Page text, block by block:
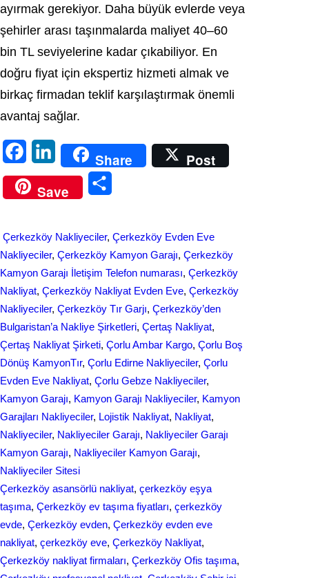
ayırmak gerekiyor. Daha büyük evlerde veya
şehirler arası taşınmalarda maliyet 40–60
bin TL seviyelerine kadar çıkabiliyor. En
doğru fiyat için ekspertiz hizmeti almak ve
birkaç firmadan teklif karşılaştırmak önemli
avantaj sağlar.
a
c
o
o
k
i
n
d
I
n
Share
Post
Save
r
e
Çerkezköy Nakliyeciler, Çerkezköy Evden Eve
Nakliyeciler, Çerkezköy Kamyon Garajı, Çerkezköy
Kamyon Garajı İletişim Telefon numarası, Çerkezköy
Nakliyat, Çerkezköy Nakliyat Evden Eve, Çerkezköy
Nakliyeciler, Çerkezköy Tır Garjı, Çerkezköy’den
Bulgaristan’a Nakliye Şirketleri, Çertaş Nakliyat
Çertaş Nakliyat Şirketi, Çorlu Ambar Kargo, Çorlu Boş
Dönüş KamyonTır, Çorlu Edirne Nakliyeciler, Çorlu
Evden Eve Nakliyat, Çorlu Gebze Nakliyeciler
Kamyon Garajı, Kamyon Garajı Nakliyeciler, Kamyon
Garajları Nakliyeciler, Lojistik Nakliyat, Nakliyat
Nakliyeciler, Nakliyeciler Garajı, Nakliyeciler Garajı
Kamyon Garajı, Nakliyeciler Kamyon Garajı
Nakliyeciler Sitesi
Çerkezköy asansörlü nakliyat, çerkezköy eşya
taşıma, Çerkezköy ev taşıma fiyatları, çerkezköy
evde, Çerkezköy evden, Çerkezköy evden eve
nakliyat, çerkezköy eve, Çerkezköy Nakliyat
Çerkezköy nakliyat firmaları, Çerkezköy Ofis taşıma